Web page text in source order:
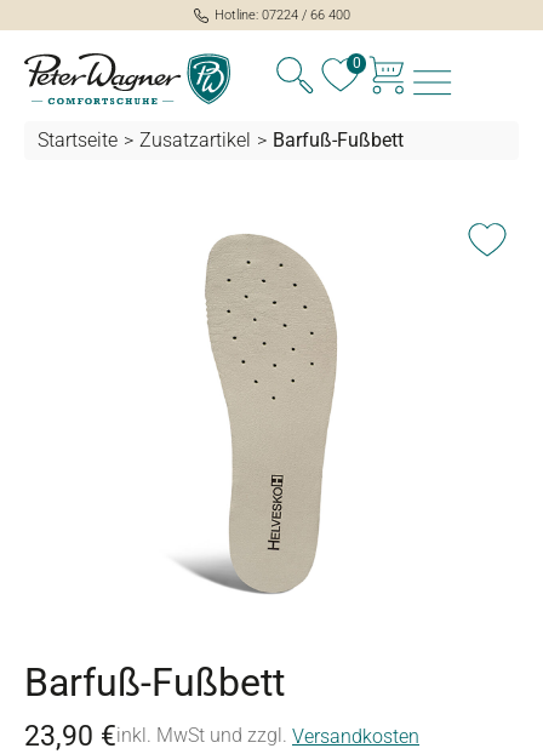
springen
Hotline: 07224 / 66 400
0
Startseite > Zusatzartikel > Barfuß-Fußbett
Barfuß-Fußbett
23,90 €inkl. MwSt und zzgl. Versandkosten